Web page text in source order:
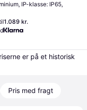
IP-klasse: IP65,
1.089 kr.
er på et historisk
Pris med fragt